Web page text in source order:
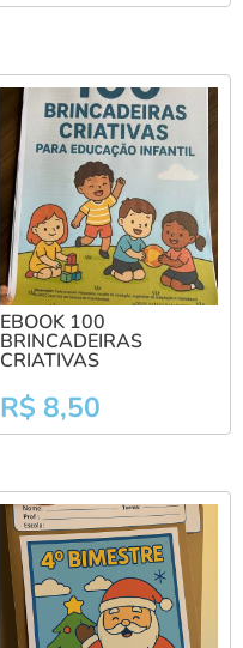
EBOOK 100
BRINCADEIRAS
CRIATIVAS
R$ 8,50